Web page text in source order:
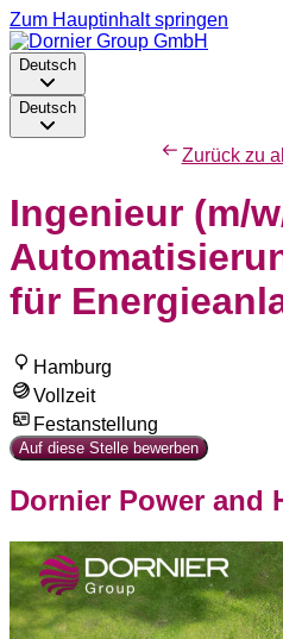
Zum Hauptinhalt springen
Deutsch
Deutsch
Zurück zu
Ingenieur (m/
für
Hamburg
Vollzeit
Festanstellung
Auf diese Stelle bewerben
Dornier Power and